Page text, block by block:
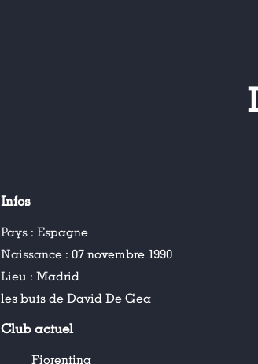
Infos
Pays : Espagne
Naissance : 07 novembre 1990
Lieu : Madrid
les buts de David De Gea
Club actuel
Fiorentina